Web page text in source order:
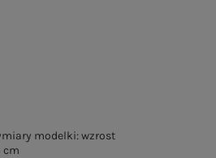
modelki: wzrost
cm